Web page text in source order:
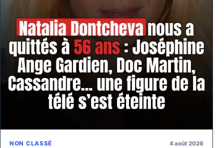
NON CLASSÉ 4 août 2026